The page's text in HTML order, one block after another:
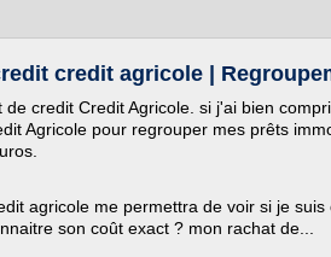
credit agricole |
credit Credit Agricole. si j'ai bien
Agricole pour regrouper mes prêts
agricole me permettra de voir si je suis
son coût exact ? mon rachat de...